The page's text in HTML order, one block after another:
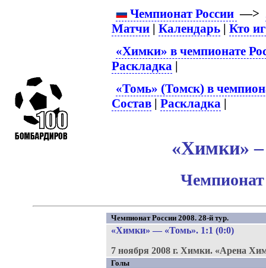
Чемпионат России —>
Матчи |Календарь |Кто
«Химки» в чемпионате
Раскладка |
«Томь» (Томск) в
Состав |Раскладка |
«Химки»
Чемпионат
Чемпионат России 2008. 28-й тур.
«Химки» — «Томь». 1:1 (0:0)
7 ноября 2008 г. Химки. «Арена
Голы